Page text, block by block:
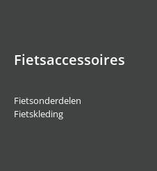
Fietsaccessoires
Fietsonderdelen
Fietskleding